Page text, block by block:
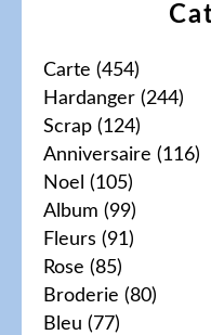
Carte (454)
Hardanger (244)
Scrap (124)
Anniversaire (116)
Noel (105)
Album (99)
Fleurs (91)
Rose (85)
Broderie (80)
Bleu (77)